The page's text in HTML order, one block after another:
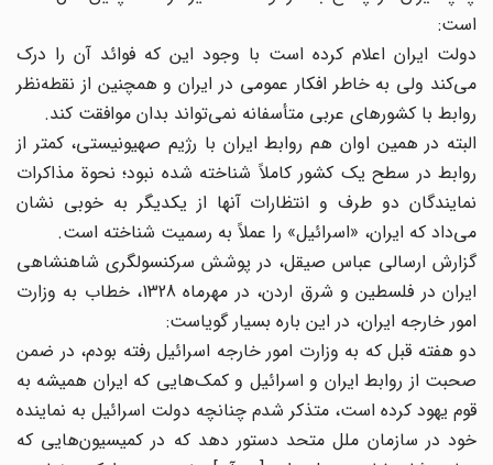
است:
دولت ایران اعلام کرده است با وجود این که فوائد آن را درک
می‌کند ولی به خاطر افکار عمومی در ایران و همچنین از نقطه‌نظر
روابط با کشورهای عربی متأسفانه نمی‌تواند بدان موافقت کند.
البته در همین اوان هم روابط ایران با رژیم صهیونیستی، کمتر از
روابط در سطح یک کشور کاملاً شناخته شده نبود؛ نحوة مذاکرات
نمایندگان دو طرف و انتظارات آنها از یکدیگر به خوبی نشان
می‌داد که ایران، «اسرائیل» را عملاً به رسمیت شناخته است.
گزارش ارسالی عباس صیقل، در پوشش سرکنسولگری شاهنشاهی
ایران در فلسطین و شرق اردن، در مهرماه 1328، خطاب به وزارت
امور خارجه ایران، در این باره بسیار گویاست:
دو هفته قبل که به وزارت امور خارجه اسرائیل رفته بودم، در ضمن
صحبت از روابط ایران و اسرائیل و کمک‌هایی که ایران همیشه به
قوم یهود کرده است، متذکر شدم چنانچه دولت اسرائیل به نماینده
خود در سازمان ملل متحد دستور دهد که در کمیسیون‌هایی که